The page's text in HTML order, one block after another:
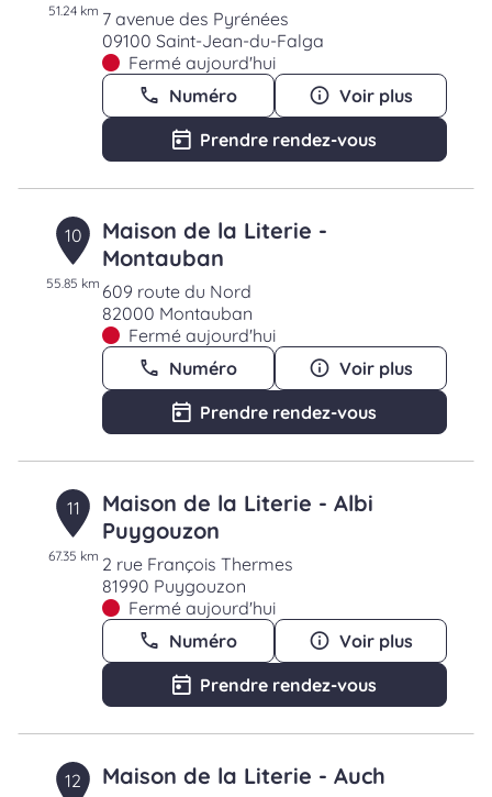
51.24 km 7 avenue des Pyrénées
09100 Saint-Jean-du-Falga
Fermé aujourd'hui
Numéro
Voir plus
Prendre rendez-vous
10
55.85 km
Maison de la Literie -
Montauban
609 route du Nord
82000 Montauban
Fermé aujourd'hui
Numéro
Voir plus
Prendre rendez-vous
11
67.35 km
Maison de la Literie - Albi
Puygouzon
2 rue François Thermes
81990 Puygouzon
Fermé aujourd'hui
Numéro
Voir plus
Prendre rendez-vous
12 Maison de la Literie - Auch